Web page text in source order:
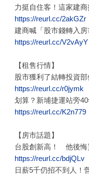
力挺自住客！這家建
https://reurl.cc/2akGZr
建商喊「股市錢轉入
https://reurl.cc/V2vAyY
【租售行情】
股市獲利了結轉投資
https://reurl.cc/r0jymk
划算？新埔捷運站旁
https://reurl.cc/K2n779
【房市話題】
台股創新高！ 他後悔
https://reurl.cc/bdjQLv
日薪5千仍招不到人！